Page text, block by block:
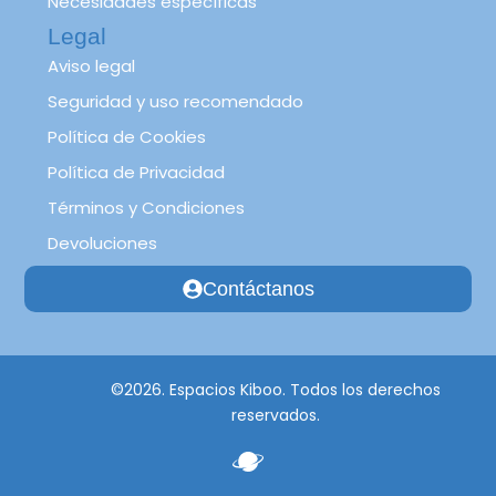
Legal
Aviso legal
Seguridad y uso recomendado
Política de Cookies
Política de Privacidad
Términos y Condiciones
Devoluciones
Contáctanos
©2026. Espacios Kiboo. Todos los derechos
reservados.